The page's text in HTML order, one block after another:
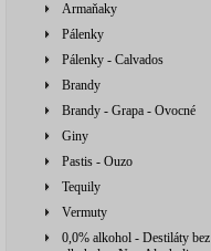
Armaňaky
Pálenky
Pálenky - Calvados
Brandy
Brandy - Grapa - Ovocné
Giny
Pastis - Ouzo
Tequily
Vermuty
0,0% alkohol - Destiláty bez